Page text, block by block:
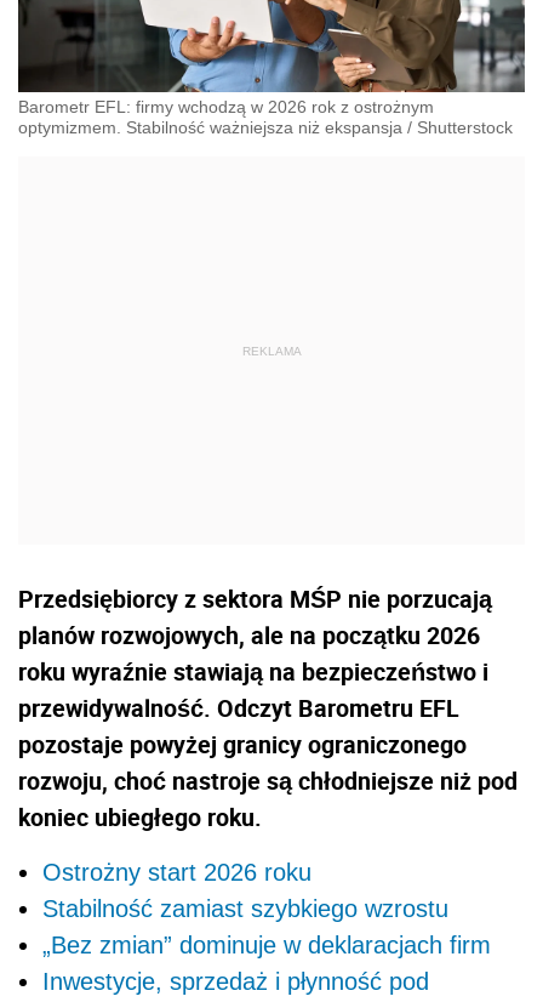
Barometr EFL: firmy wchodzą w 2026 rok z ostrożnym
optymizmem. Stabilność ważniejsza niż ekspansja / Shutterstock
Przedsiębiorcy z sektora MŚP nie porzucają
planów rozwojowych, ale na początku 2026
roku wyraźnie stawiają na bezpieczeństwo i
przewidywalność. Odczyt Barometru EFL
pozostaje powyżej granicy ograniczonego
rozwoju, choć nastroje są chłodniejsze niż pod
koniec ubiegłego roku.
Ostrożny start 2026 roku
Stabilność zamiast szybkiego wzrostu
„Bez zmian” dominuje w deklaracjach firm
Inwestycje, sprzedaż i płynność pod